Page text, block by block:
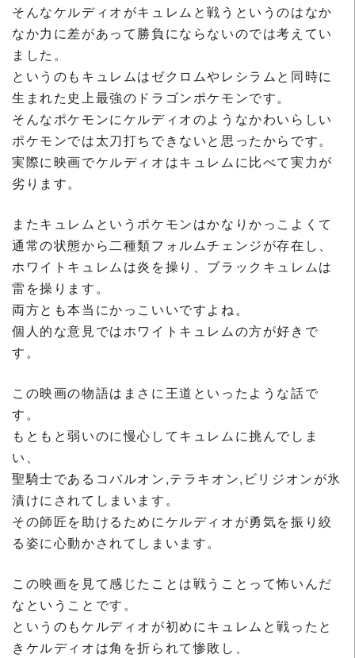
そんなケルディオがキュレムと戦うというのはなか
なか力に差があって勝負にならないのでは考えてい
ました。
というのもキュレムはゼクロムやレシラムと同時に
生まれた史上最強のドラゴンポケモンです。
そんなポケモンにケルディオのようなかわいらしい
ポケモンでは太刀打ちできないと思ったからです。
実際に映画でケルディオはキュレムに比べて実力が
劣ります。
またキュレムというポケモンはかなりかっこよくて
通常の状態から二種類フォルムチェンジが存在し、
ホワイトキュレムは炎を操り、ブラックキュレムは
雷を操ります。
両方とも本当にかっこいいですよね。
個人的な意見ではホワイトキュレムの方が好きで
す。
この映画の物語はまさに王道といったような話で
す。
もともと弱いのに慢心してキュレムに挑んでしま
い、
聖騎士であるコバルオン,テラキオン,ビリジオンが氷
漬けにされてしまいます。
その師匠を助けるためにケルディオが勇気を振り絞
る姿に心動かされてしまいます。
この映画を見て感じたことは戦うことって怖いんだ
なということです。
というのもケルディオが初めにキュレムと戦ったと
きケルディオは角を折られて惨敗し、